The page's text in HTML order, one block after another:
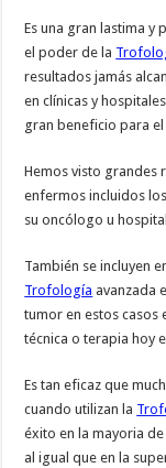
Es una gran lastima
el poder de la
resultados jamás
en clínicas y
gran beneficio para
Hemos visto grandes
enfermos incluidos
su oncólogo u
También se incluyen
Trofología avanzada
tumor en estos casos
técnica o terapia hoy
Es tan eficaz que
cuando utilizan la
éxito en la mayoria
al igual que en la